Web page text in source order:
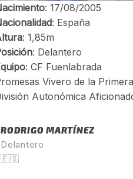
RODRIGO MARTÍNEZ
Delantero
🇪🇸